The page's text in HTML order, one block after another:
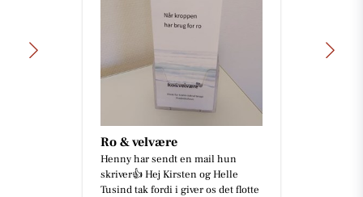
Ro & velvære
Henny har sendt en mail hun
skriver👍 Hej Kirsten og Helle
Tusind tak fordi i giver os det flotte